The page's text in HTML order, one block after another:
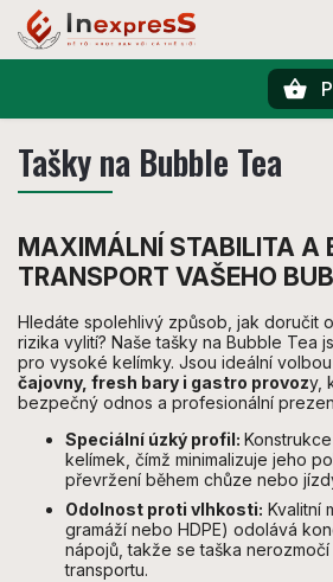
Tašky na Bubble Tea
MAXIMÁLNÍ STABILITA A
TRANSPORT VAŠEHO
Hledáte spolehlivý způsob, jak doručit
rizika vylití? Naše tašky na Bubble Tea
pro vysoké kelímky. Jsou ideální
čajovny, fresh bary i gastro provozy,
bezpečný odnos a profesionální
Speciální úzký profil:
kelímek, čímž minimalizuje jeho
převržení během chůze nebo
Odolnost proti vlhkosti: Kvalitní
gramáží nebo HDPE) odolává
nápojů, takže se taška nerozmočí
transportu.